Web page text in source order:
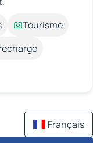
Tourisme
Français